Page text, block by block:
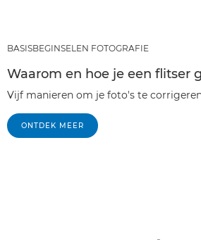
BASISBEGINSELEN FOTOGRAFIE
Waarom en hoe je een flitser
Vijf manieren om je foto's te
ONTDEK MEER